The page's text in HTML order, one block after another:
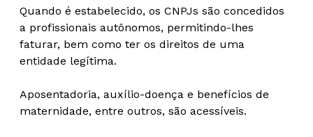
Quando é estabelecido, os CNPJs são concedidos
a profissionais autônomos, permitindo-lhes
faturar, bem como ter os direitos de uma
entidade legítima.
Aposentadoria, auxílio-doença e benefícios de
maternidade, entre outros, são acessíveis.